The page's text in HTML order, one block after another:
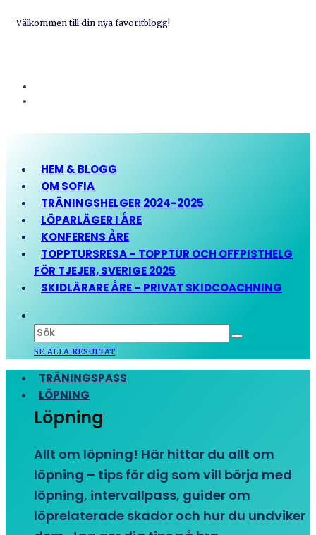
Välkommen till din nya favoritblogg!
HEM & BLOGG
OM SOFIA
TRÄNINGSHELGER 2024-2025
LÖPARLÄGER I ÅRE
KONFERENS ÅRE
TOPPTURSRESA – TOPPTUR OCH OFFPISTHELG
FÖR TJEJER, SVERIGE 2025
SKIDLÄRARE ÅRE – PRIVAT SKIDCOACHNING
SE ALLA RESULTAT
TRÄNINGSPASS
LÖPNING
Löpning
Allt om löpning! Här hittar du allt om
löpning – tips för dig som vill börja med
löpning, intervallpass, guider om
löprelaterade skador och hur du undviker